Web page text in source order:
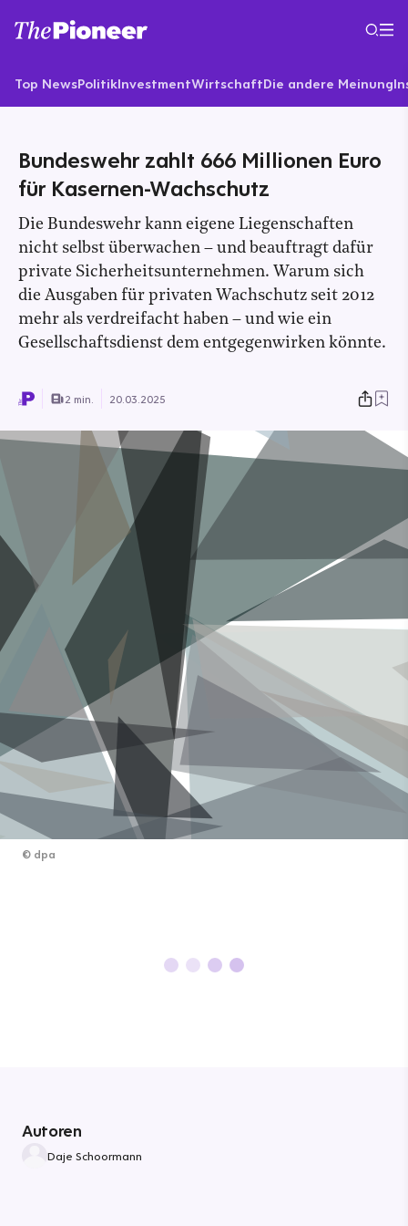
Top NewsPolitikInvestmentWirtschaftDie andere Meinung
Bundeswehr zahlt 666 Millionen Euro
für Kasernen-Wachschutz
Die Bundeswehr kann eigene Liegenschaften
nicht selbst überwachen – und beauftragt dafür
private Sicherheitsunternehmen. Warum sich
die Ausgaben für privaten Wachschutz seit 2012
mehr als verdreifacht haben – und wie ein
Gesellschaftsdienst dem entgegenwirken könnte.
2 min. 20.03.2025
© dpa
Autoren
Daje Schoormann